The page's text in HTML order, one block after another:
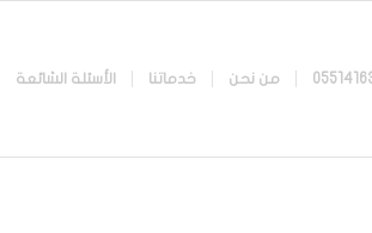
من نحن خدماتنا الأسئلة الشائعة